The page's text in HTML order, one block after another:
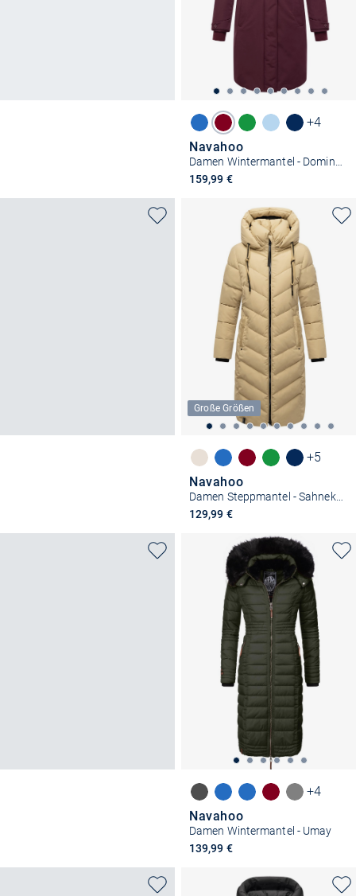
+4
Navahoo
159,99 €
Große Größen
+5
Navahoo
Damen Steppmantel - Sahnekatzii XIV
129,99 €
+4
Navahoo
Damen Wintermantel - Umay
139,99 €